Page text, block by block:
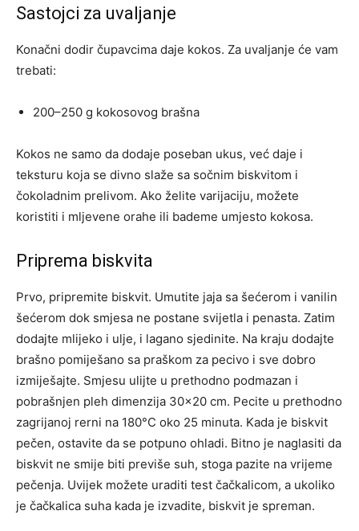
Sastojci za uvaljanje
Konačni dodir čupavcima daje kokos. Za uvaljanje će vam
trebati:
200–250 g kokosovog brašna
Kokos ne samo da dodaje poseban ukus, već daje i
teksturu koja se divno slaže sa sočnim biskvitom i
čokoladnim prelivom. Ako želite varijaciju, možete
koristiti i mljevene orahe ili bademe umjesto kokosa.
Priprema biskvita
Prvo, pripremite biskvit. Umutite jaja sa šećerom i vanilin
šećerom dok smjesa ne postane svijetla i penasta. Zatim
dodajte mlijeko i ulje, i lagano sjedinite. Na kraju dodajte
brašno pomiješano sa praškom za pecivo i sve dobro
izmiješajte. Smjesu ulijte u prethodno podmazan i
pobrašnjen pleh dimenzija 30×20 cm. Pecite u prethodno
zagrijanoj rerni na 180°C oko 25 minuta. Kada je biskvit
pečen, ostavite da se potpuno ohladi. Bitno je naglasiti da
biskvit ne smije biti previše suh, stoga pazite na vrijeme
pečenja. Uvijek možete uraditi test čačkalicom, a ukoliko
je čačkalica suha kada je izvadite, biskvit je spreman.